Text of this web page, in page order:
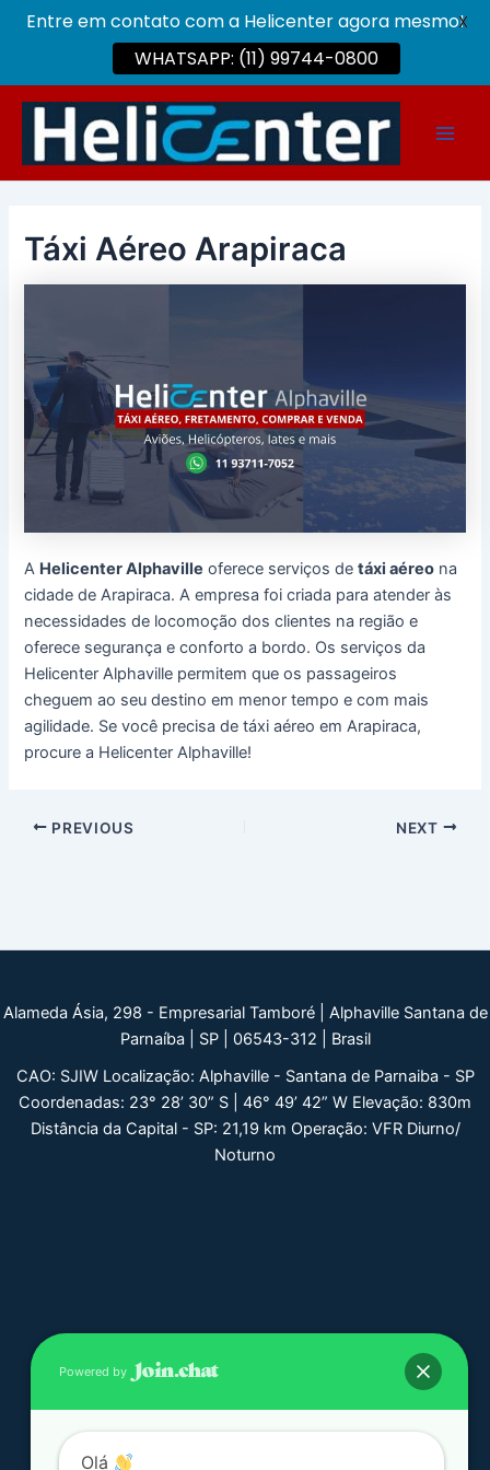
conteúdo
Táxi Aéreo Arapiraca
A Helicenter Alphaville oferece serviços detáxi aéreo na
cidade de Arapiraca. A empresa foi criada para atender às
necessidades de locomoção dos clientes na região e
oferece segurança e conforto a bordo. Os serviços da
Helicenter Alphaville permitem que os passageiros
cheguem ao seu destino em menor tempo e com mais
agilidade. Se você precisa de táxi aéreo em Arapiraca,
procure a Helicenter Alphaville!
Post
PREVIOUS NEXT
Alameda Ásia, 298 - Empresarial Tamboré | Alphaville Santana de
Parnaíba | SP | 06543-312 | Brasil
CAO: SJIW Localização: Alphaville - Santana de Parnaiba - SP
Coordenadas: 23° 28’ 30” S | 46° 49’ 42” W Elevação: 830m
Distância da Capital - SP: 21,19 km Operação: VFR Diurno/
Noturno
Entre em contato com a Helicenter agora mesmo!
WHATSAPP: (11) 99744-0800
X
Powered by
Olá